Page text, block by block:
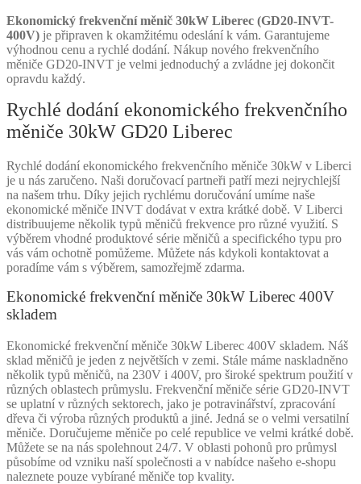
Ekonomický frekvenční měnič 30kW Liberec (GD20-INVT-
400V) je připraven k okamžitému odeslání k vám. Garantujeme
výhodnou cenu a rychlé dodání. Nákup nového frekvenčního
měniče GD20-INVT je velmi jednoduchý a zvládne jej dokončit
opravdu každý.
Rychlé dodání ekonomického frekvenčního
měniče 30kW GD20 Liberec
Rychlé dodání ekonomického frekvenčního měniče 30kW v Liberci
je u nás zaručeno. Naši doručovací partneři patří mezi nejrychlejší
na našem trhu. Díky jejich rychlému doručování umíme naše
ekonomické měniče INVT dodávat v extra krátké době. V Liberci
distribuujeme několik typů měničů frekvence pro různé využití. S
výběrem vhodné produktové série měničů a specifického typu pro
vás vám ochotně pomůžeme. Můžete nás kdykoli kontaktovat a
poradíme vám s výběrem, samozřejmě zdarma.
Ekonomické frekvenční měniče 30kW Liberec 400V
skladem
Ekonomické frekvenční měniče 30kW Liberec 400V skladem. Náš
sklad měničů je jeden z největších v zemi. Stále máme naskladněno
několik typů měničů, na 230V i 400V, pro široké spektrum použití v
různých oblastech průmyslu. Frekvenční měniče série GD20-INVT
se uplatní v různých sektorech, jako je potravinářství, zpracování
dřeva či výroba různých produktů a jiné. Jedná se o velmi versatilní
měniče. Doručujeme měniče po celé republice ve velmi krátké době.
Můžete se na nás spolehnout 24/7. V oblasti pohonů pro průmysl
působíme od vzniku naší společnosti a v nabídce našeho e-shopu
naleznete pouze vybírané měniče top kvality.